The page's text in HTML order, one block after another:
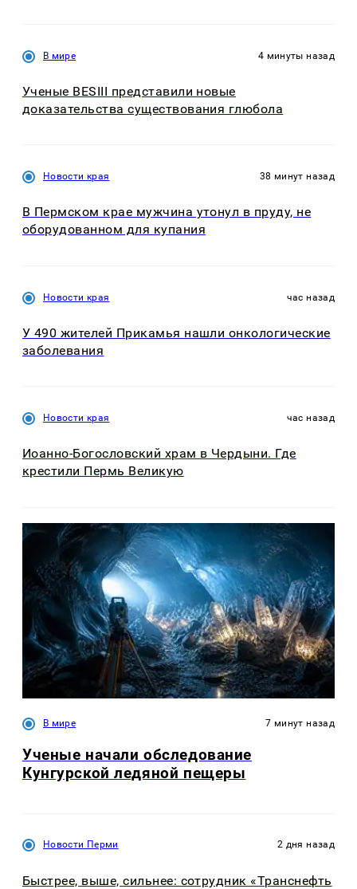
В мире 4 минуты назад
Ученые BESIII представили новые
доказательства существования глюбола
Новости края 38 минут назад
В Пермском крае мужчина утонул в пруду, не
оборудованном для купания
Новости края час назад
У 490 жителей Прикамья нашли онкологические
заболевания
Новости края час назад
Иоанно-Богословский храм в Чердыни. Где
крестили Пермь Великую
В мире 7 минут назад
Ученые начали обследование
Кунгурской ледяной пещеры
Новости Перми 2 дня назад
Быстрее, выше, сильнее: сотрудник «Транснефть